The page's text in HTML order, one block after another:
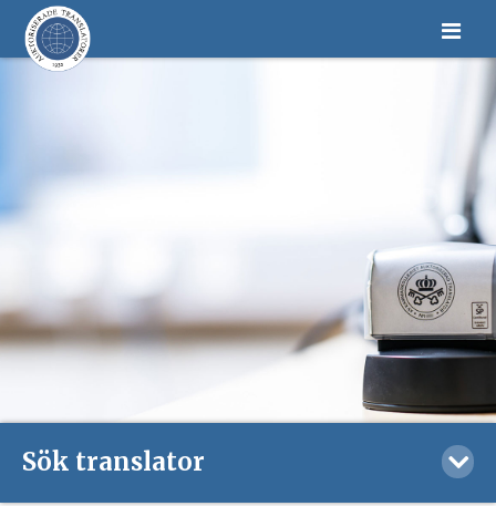
Sök translator